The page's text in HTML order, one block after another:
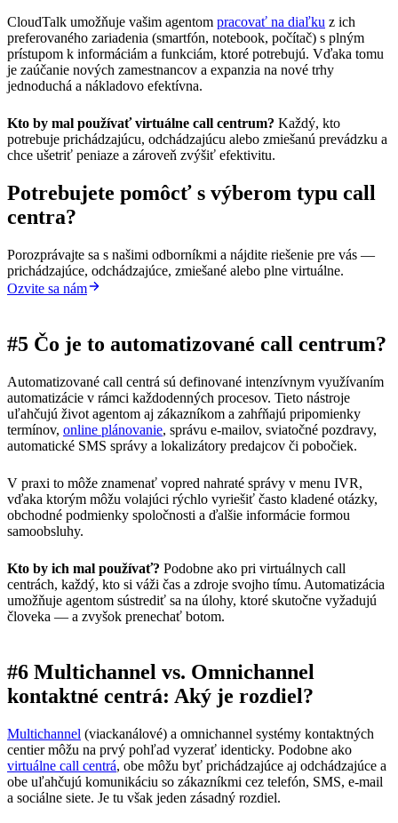
CloudTalk umožňuje vašim agentom pracovať na diaľku z ich
preferovaného zariadenia (smartfón, notebook, počítač) s plným
prístupom k informáciám a funkciám, ktoré potrebujú. Vďaka tomu
je zaúčanie nových zamestnancov a expanzia na nové trhy
jednoduchá a nákladovo efektívna.
Kto by mal používať virtuálne call centrum? Každý, kto
potrebuje prichádzajúcu, odchádzajúcu alebo zmiešanú prevádzku a
chce ušetriť peniaze a zároveň zvýšiť efektivitu.
Potrebujete pomôcť s výberom typu call
centra?
Porozprávajte sa s našimi odborníkmi a nájdite riešenie pre vás —
prichádzajúce, odchádzajúce, zmiešané alebo plne virtuálne.
Ozvite sa nám
#5 Čo je to automatizované call centrum?
Automatizované call centrá sú definované intenzívnym využívaním
automatizácie v rámci každodenných procesov. Tieto nástroje
uľahčujú život agentom aj zákazníkom a zahŕňajú pripomienky
termínov, online plánovanie, správu e-mailov, sviatočné pozdravy,
automatické SMS správy a lokalizátory predajcov či pobočiek.
V praxi to môže znamenať vopred nahraté správy v menu IVR,
vďaka ktorým môžu volajúci rýchlo vyriešiť často kladené otázky,
obchodné podmienky spoločnosti a ďalšie informácie formou
samoobsluhy.
Kto by ich mal používať? Podobne ako pri virtuálnych call
centrách, každý, kto si váži čas a zdroje svojho tímu. Automatizácia
umožňuje agentom sústrediť sa na úlohy, ktoré skutočne vyžadujú
človeka — a zvyšok prenechať botom.
#6 Multichannel vs. Omnichannel
kontaktné centrá: Aký je rozdiel?
Multichannel (viackanálové) a omnichannel systémy kontaktných
centier môžu na prvý pohľad vyzerať identicky. Podobne ako
virtuálne call centrá, obe môžu byť prichádzajúce aj odchádzajúce a
obe uľahčujú komunikáciu so zákazníkmi cez telefón, SMS, e-mail
a sociálne siete. Je tu však jeden zásadný rozdiel.